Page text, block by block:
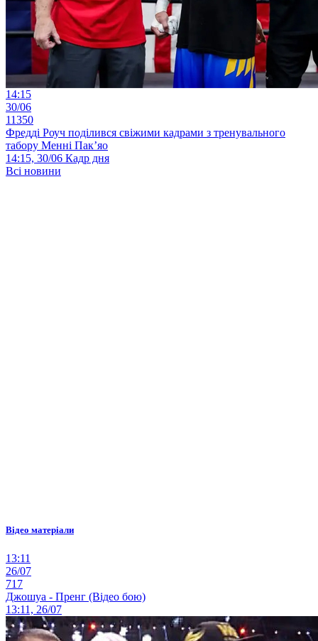
14:15
30/06
11350
Фредді Роуч поділився свіжими кадрами з тренувального
табору Менні Пак’яо
14:15, 30/06 Кадр дня
Всі новини
Відео матеріали
13:11
26/07
717
Джошуа - Пренг (Відео бою)
13:11, 26/07